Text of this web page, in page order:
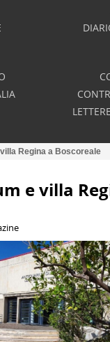
Regina a Boscoreale
e villa